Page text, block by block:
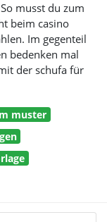
musst du zum
beim casino
Im gegenteil
bedenken mal
der schufa für
muster